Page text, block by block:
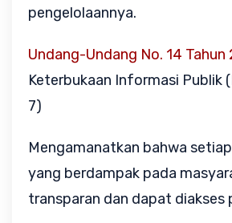
pengelolaannya.
Undang-Undang No. 14 Tahun
Keterbukaan Informasi Publik
7)
Mengamanatkan bahwa
yang berdampak pada
transparan dan dapat diakses